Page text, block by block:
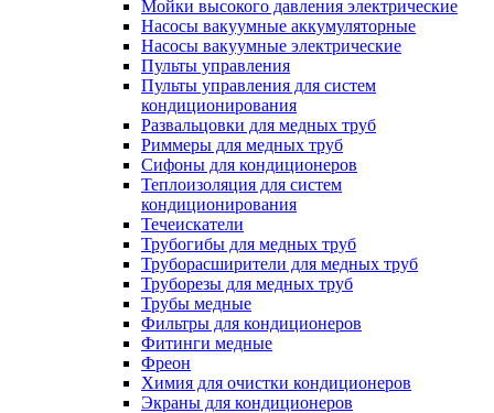
Мойки высокого давления электрические
Насосы вакуумные аккумуляторные
Насосы вакуумные электрические
Пульты управления
Пульты управления для систем
кондиционирования
Развальцовки для медных труб
Риммеры для медных труб
Сифоны для кондиционеров
Теплоизоляция для систем
кондиционирования
Течеискатели
Трубогибы для медных труб
Труборасширители для медных труб
Труборезы для медных труб
Трубы медные
Фильтры для кондиционеров
Фитинги медные
Фреон
Химия для очистки кондиционеров
Экраны для кондиционеров